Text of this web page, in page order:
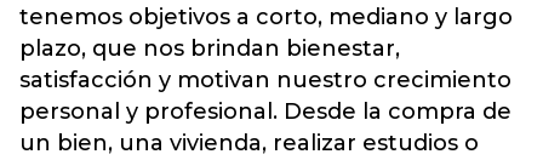
tenemos objetivos a corto, mediano y largo
plazo, que nos brindan bienestar,
satisfacción y motivan nuestro crecimiento
personal y profesional. Desde la compra de
un bien, una vivienda, realizar estudios o